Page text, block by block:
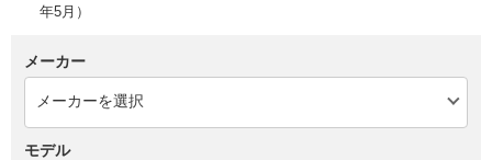
年5月）
メーカー
モデル